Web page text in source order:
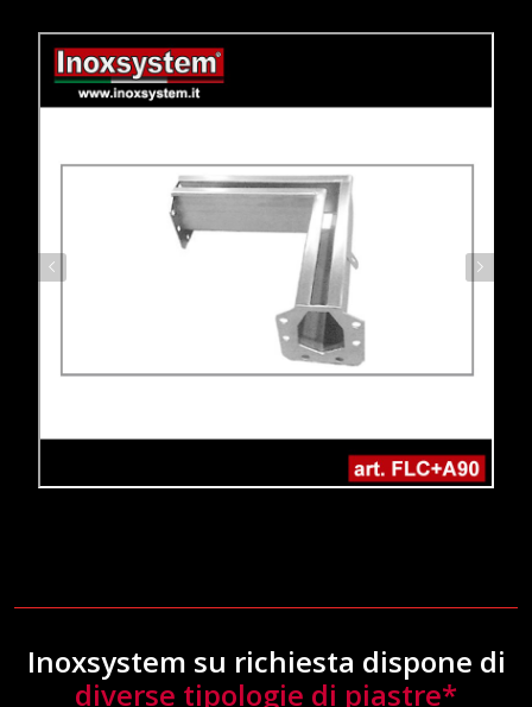
Inoxsystem su richiesta dispone di
diverse tipologie di piastre*